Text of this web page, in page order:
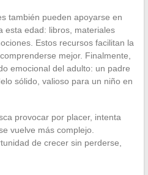
también pueden apoyarse en
esta edad: libros, materiales
Estos recursos facilitan la
mejor. Finalmente,
emocional del adulto: un padre
sólido, valioso para un niño en
provocar por placer, intenta
vuelve más complejo.
de crecer sin perderse,